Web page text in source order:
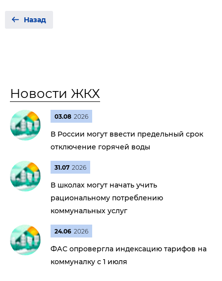
Назад
Новости ЖКХ
03.08 2026
В России могут ввести предельный срок
отключение горячей воды
31.07 2026
В школах могут начать учить
рациональному потреблению
коммунальных услуг
24.06 2026
ФАС опровергла индексацию тарифов на
коммуналку с 1 июля